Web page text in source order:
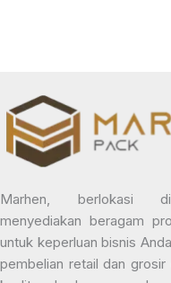
Marhen, berlokasi di
menyediakan beragam
untuk keperluan bisnis
pembelian retail dan grosir